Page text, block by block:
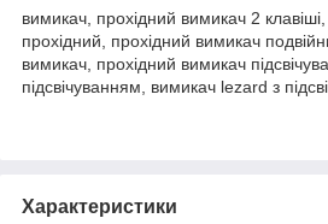
вимикач, прохідний вимикач 2
прохідний, прохідний вимикач
вимикач, прохідний вимикач
підсвічуванням, вимикач lezard з
Характеристики